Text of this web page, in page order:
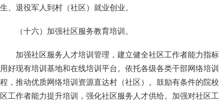
生、退役军人到村（社区）就业创业。
（十六）加强社区服务教育培训。
加强社区服务人才培训管理，建立健全社区工作者能力指
用好现有培训基地和在线培训平台。依托各级各类干部网络培
程，推动优质网络培训资源直达村（社区）。鼓励有条件的院
区工作者能力提升培训，强化社区服务人才供给。加强对社区